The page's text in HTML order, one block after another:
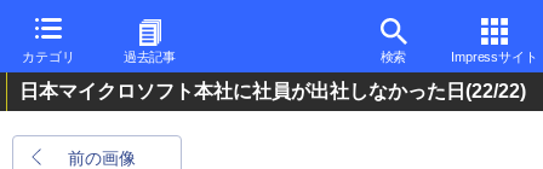
カテゴリ 過去記事 検索 Impressサイト
日本マイクロソフト本社に社員が出社しなかった日 (22/22)
前の画像